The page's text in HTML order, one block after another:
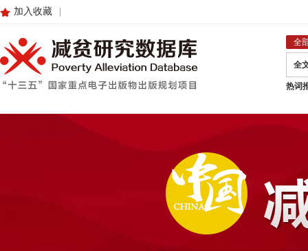
加入收藏
全
全
热词